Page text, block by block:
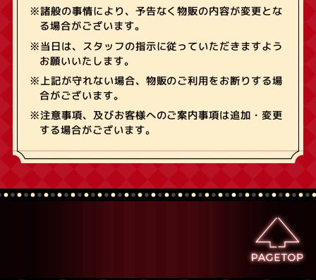
※諸般の事情により、予告なく物販の内容が変更とな
る場合がございます。
※当日は、スタッフの指示に従っていただきますよう
お願いいたします。
※上記が守れない場合、物販のご利用をお断りする場
合がございます。
※注意事項、及びお客様へのご案内事項は追加・変更
する場合がございます。